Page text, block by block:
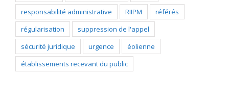
responsabilité administrative
RIIPM
référés
régularisation
suppression de l'appel
sécurité juridique
urgence
éolienne
établissements recevant du public